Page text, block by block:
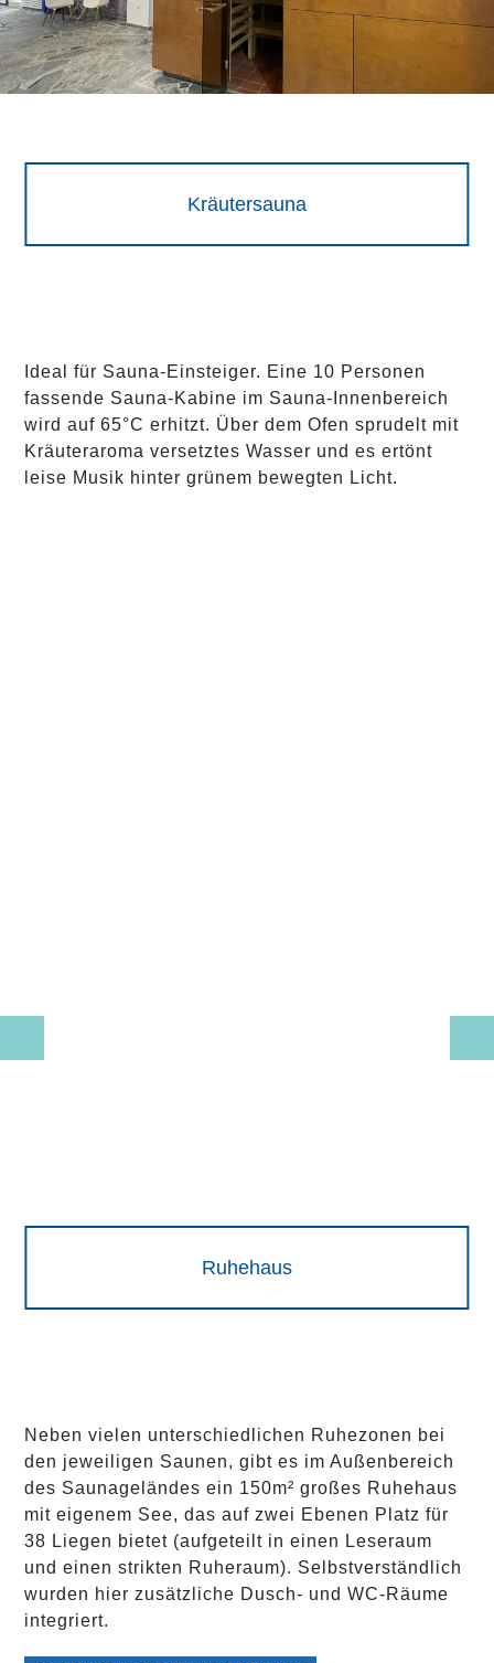
Kräutersauna
Ideal für Sauna-Einsteiger. Eine 10 Personen
fassende Sauna-Kabine im Sauna-Innenbereich
wird auf 65°C erhitzt. Über dem Ofen sprudelt mit
Kräuteraroma versetztes Wasser und es ertönt
leise Musik hinter grünem bewegten Licht.
Ruhehaus
Neben vielen unterschiedlichen Ruhezonen bei
den jeweiligen Saunen, gibt es im Außenbereich
des Saunageländes ein 150m² großes Ruhehaus
mit eigenem See, das auf zwei Ebenen Platz für
38 Liegen bietet (aufgeteilt in einen Leseraum
und einen strikten Ruheraum). Selbstverständlich
wurden hier zusätzliche Dusch- und WC-Räume
integriert.